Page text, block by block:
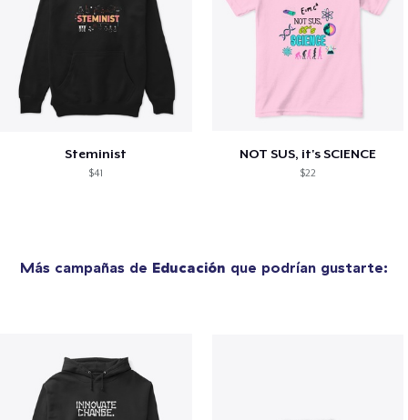
Steminist
$41
NOT SUS, it's SCIENCE
$22
Más campañas de Educación que podrían gustarte: